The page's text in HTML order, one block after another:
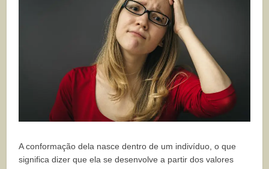
A conformação dela nasce dentro de um indivíduo, o que
significa dizer que ela se desenvolve a partir dos valores